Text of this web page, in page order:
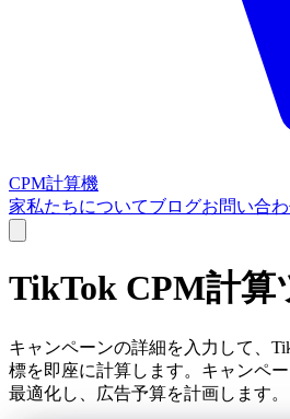
CPM計算機
家私たちについてブログお問い合
TikTok CPM計算
キャンペーンの詳細を入力して、
標を即座に計算します。キャンペ
最適化し、広告予算を計画します。